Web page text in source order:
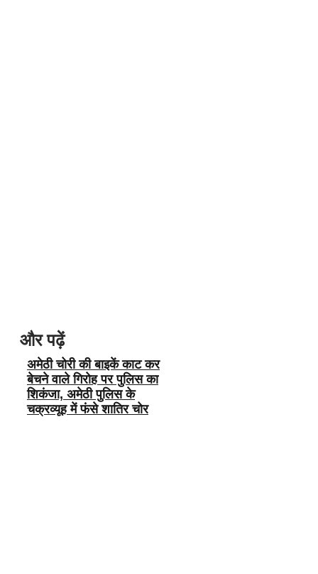
और पढ़ें
अमेठी चोरी की बाइकें काट कर
बेचने वाले गिरोह पर पुलिस का
शिकंजा, अमेठी पुलिस के
चक्रव्यूह में फंसे शातिर चोर